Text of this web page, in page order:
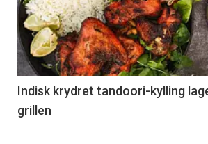
Indisk krydret tandoori-kylling
grillen